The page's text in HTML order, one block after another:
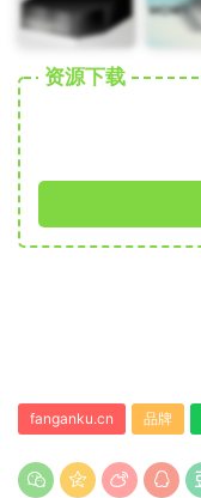
资源下载
fanganku.cn 品牌